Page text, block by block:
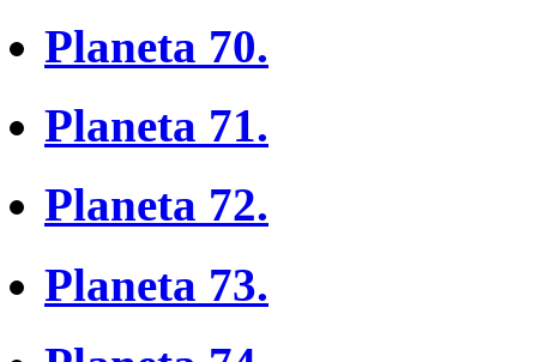
Planeta 70.
Planeta 71.
Planeta 72.
Planeta 73.